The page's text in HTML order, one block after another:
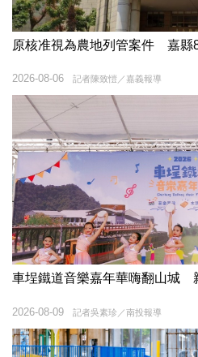
原核准視為農地列管案件 嘉縣
記者陳致愷／嘉義報導
2026-08-06
車埕鐵道音樂嘉年華嗨翻山城
記者吳素珍／南投報導
2026-08-09